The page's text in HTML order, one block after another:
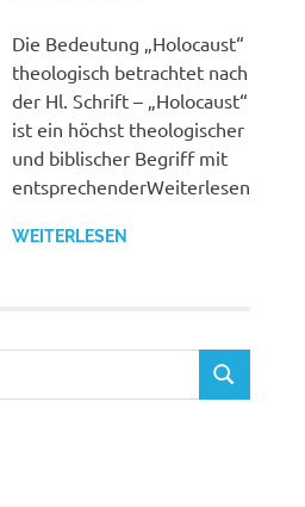
Die Bedeutung „Holocaust“
theologisch betrachtet nach
der Hl. Schrift – „Holocaust“
ist ein höchst theologischer
und biblischer Begriff mit
entsprechenderWeiterlesen
WEITERLESEN
SUCHEN